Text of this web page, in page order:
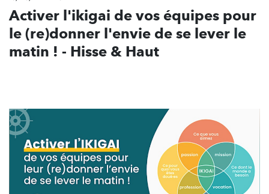
Activer l'ikigai de vos équipes pour
le (re)donner l'envie de se lever le
matin ! - Hisse & Haut